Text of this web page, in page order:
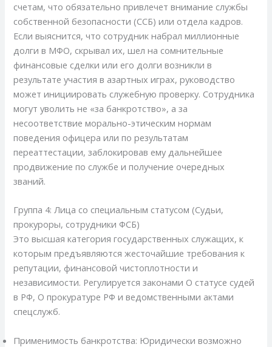
счетам, что обязательно привлечет внимание службы
собственной безопасности (ССБ) или отдела кадров.
Если выяснится, что сотрудник набрал миллионные
долги в МФО, скрывал их, шел на сомнительные
финансовые сделки или его долги возникли в
результате участия в азартных играх, руководство
может инициировать служебную проверку. Сотрудника
могут уволить не «за банкротство», а за
несоответствие морально-этическим нормам
поведения офицера или по результатам
переаттестации, заблокировав ему дальнейшее
продвижение по службе и получение очередных
званий.
Группа 4: Лица со специальным статусом (Судьи,
прокуроры, сотрудники ФСБ)
Это высшая категория государственных служащих, к
которым предъявляются жесточайшие требования к
репутации, финансовой чистоплотности и
независимости. Регулируется законами О статусе судей
в РФ, О прокуратуре РФ и ведомственными актами
спецслужб.
Применимость банкротства: Юридически возможно